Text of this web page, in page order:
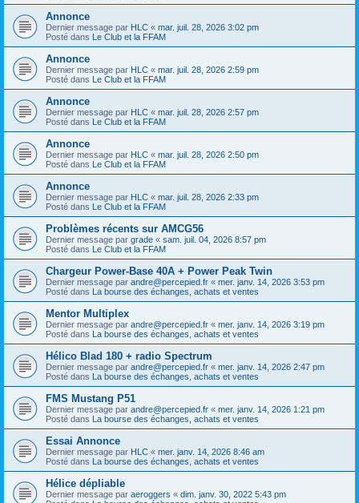
Annonce
Dernier message par HLC « mar. juil. 28, 2026 3:02 pm
Posté dans Le Club et la FFAM
Annonce
Dernier message par HLC « mar. juil. 28, 2026 2:59 pm
Posté dans Le Club et la FFAM
Annonce
Dernier message par HLC « mar. juil. 28, 2026 2:57 pm
Posté dans Le Club et la FFAM
Annonce
Dernier message par HLC « mar. juil. 28, 2026 2:50 pm
Posté dans Le Club et la FFAM
Annonce
Dernier message par HLC « mar. juil. 28, 2026 2:33 pm
Posté dans Le Club et la FFAM
Problèmes récents sur AMCG56
Dernier message par grade « sam. juil. 04, 2026 8:57 pm
Posté dans Le Club et la FFAM
Chargeur Power-Base 40A + Power Peak Twin
Dernier message par andre@percepied.fr « mer. janv. 14, 2026 3:53 pm
Posté dans La bourse des échanges, achats et ventes
Mentor Multiplex
Dernier message par andre@percepied.fr « mer. janv. 14, 2026 3:19 pm
Posté dans La bourse des échanges, achats et ventes
Hélico Blad 180 + radio Spectrum
Dernier message par andre@percepied.fr « mer. janv. 14, 2026 2:47 pm
Posté dans La bourse des échanges, achats et ventes
FMS Mustang P51
Dernier message par andre@percepied.fr « mer. janv. 14, 2026 1:21 pm
Posté dans La bourse des échanges, achats et ventes
Essai Annonce
Dernier message par HLC « mer. janv. 14, 2026 8:46 am
Posté dans La bourse des échanges, achats et ventes
Hélice dépliable
Dernier message par aeroggers « dim. janv. 30, 2022 5:43 pm